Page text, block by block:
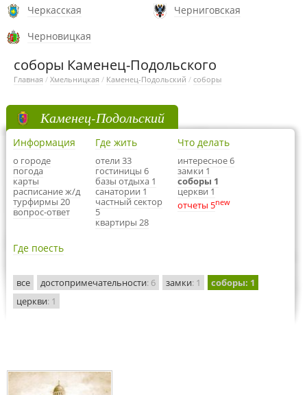
Черкасская
Черниговская
Черновицкая
соборы Каменец-Подольского
Главная / Хмельницкая / Каменец-Подольский / соборы
Каменец-Подольский
Информация
о городе
погода
карты
расписание ж/д
турфирмы 20
вопрос-ответ
Где жить
отели 33
гостиницы 6
базы отдыха 1
санатории 1
частный сектор
5
квартиры 28
Что делать
интересное 6
замки 1
соборы 1
церкви 1
отчеты 5new
Где поесть
все достопримечательности: 6 замки: 1 соборы: 1
церкви: 1